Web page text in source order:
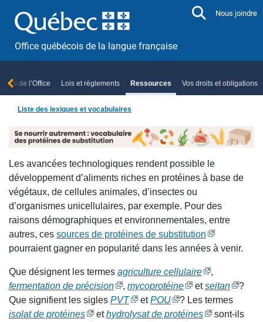
Office québécois de la langue française
Nous joindre
de l’Office Lois et règlements Ressources Vos droits et obligations
Liste des lexiques et vocabulaires
Les avancées technologiques rendent possible le
développement d’aliments riches en protéines à base de
végétaux, de cellules animales, d’insectes ou
d’organismes unicellulaires, par exemple. Pour des
raisons démographiques et environnementales, entre
autres, ces sources de protéines de substitution
pourraient gagner en popularité dans les années à venir.
Que désignent les termes agriculture cellulaire
,
fermentation de précision
, mycoprotéine etseitan
?
Que signifient les sigles PVT etPOU
? Les termes
isolat de protéines
ethydrolysat de protéines
sont-ils